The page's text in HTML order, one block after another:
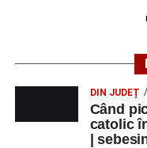
DIN JUDEȚ
Când
catolic
|